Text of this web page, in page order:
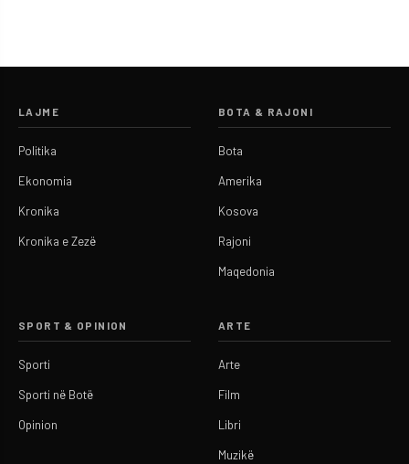
LAJME
Politika
Ekonomia
Kronika
Kronika e Zezë
BOTA & RAJONI
Bota
Amerika
Kosova
Rajoni
Maqedonia
SPORT & OPINION
Sporti
Sporti në Botë
Opinion
ARTE
Arte
Film
Libri
Muzikë